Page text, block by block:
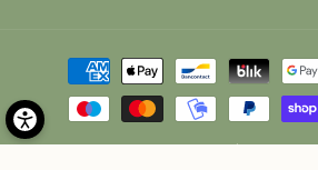
Metodi
pagamento
© 2026,Materico by Apvd srl | Via